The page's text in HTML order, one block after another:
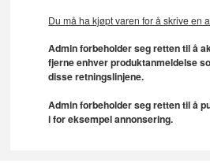
Du må ha kjøpt varen for å skrive en
Admin forbeholder seg retten til å
fjerne enhver produktanmeldelse
disse retningslinjene.
Admin forbeholder seg retten til å
i for eksempel annonsering.